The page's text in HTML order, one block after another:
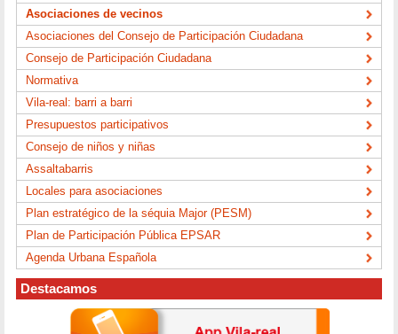
Asociaciones de vecinos
Asociaciones del Consejo de Participación Ciudadana
Consejo de Participación Ciudadana
Normativa
Vila-real: barri a barri
Presupuestos participativos
Consejo de niños y niñas
Assaltabarris
Locales para asociaciones
Plan estratégico de la séquia Major (PESM)
Plan de Participación Pública EPSAR
Agenda Urbana Española
Destacamos